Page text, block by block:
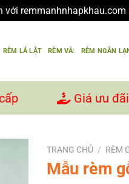
với remmanhnhapkhau.com
RÈM LÁ LẬT RÈM VẢI RÈM NGĂN
Giá ưu đãi
TRANG CHỦ / RÈM
Mẫu rèm